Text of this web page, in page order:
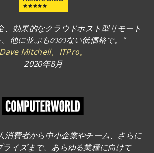
、効果的なクラウドホスト型リモート
他に並ぶもののない低価格で。"
Dave Mitchell、ITPro。
2020年8月
消費者から中小企業やチーム、さらに
ライズまで、あらゆる業種に向けて